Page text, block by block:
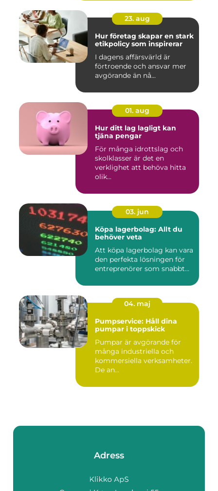
23. aug
Hur företag skapar en stark
etikpolicy som inspirerar
I dagens affärsvärld är
förtroende och ansvar mer
avgörande än nå...
01. aug
Hur ditt lag lagligt kan
tjäna pengar
För många idrottslag och
skolklasser är det en
verklighet att behöva hitta
olik...
03. jun
Köpa lagerbolag: Allt du
behöver veta
Att köpa lagerbolag kan vara
den perfekta lösningen för
entreprenörer som snabbt...
04. maj
Pumpservice: Håll dina
pumpar i toppskick
Pumpar är avgörande för
många industriella och
kommersiella verksamheter.
De an...
Adress